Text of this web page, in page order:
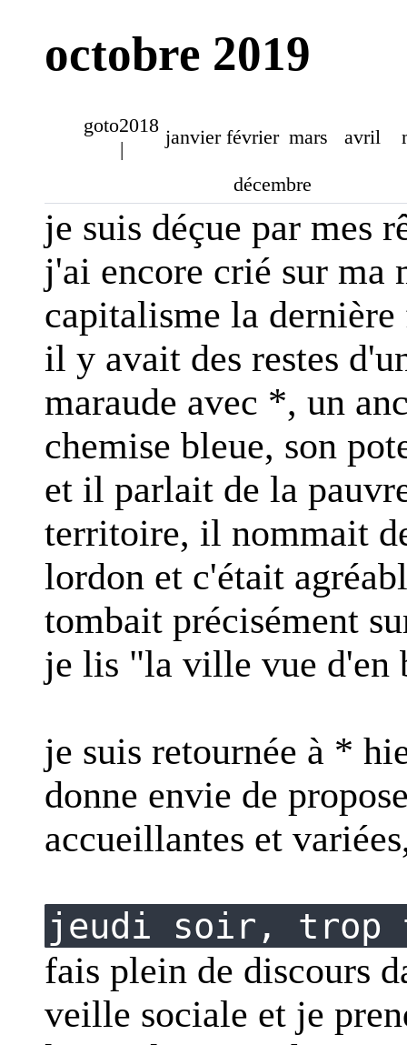
octobre 2019
goto2018
|
janvier février mars avril
décembre
je suis déçue par mes
j'ai encore crié sur ma
capitalisme la
il y avait des restes
maraude avec *, un
chemise bleue, son
et il parlait de la
territoire, il nommait
lordon et c'était
tombait précisément
je lis "la ville vue d'en
je suis retournée à *
donne envie de
accueillantes et
jeudi soir, trop
fais plein de discours
veille sociale et je